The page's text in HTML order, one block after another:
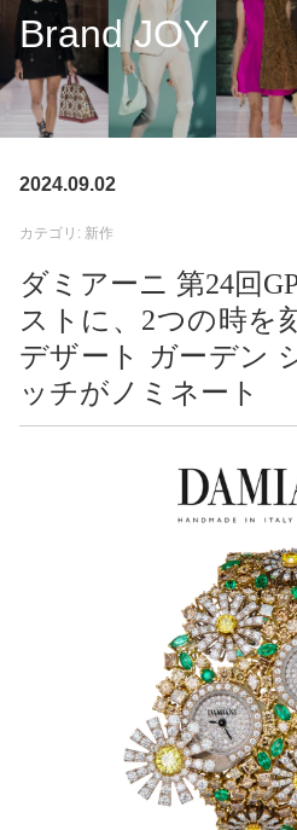
Brand JOY
2024.09.02
カテゴリ: 新作
ダミアーニ 第24回
ストに、2つの時を
デザート ガーデン
ッチがノミネート